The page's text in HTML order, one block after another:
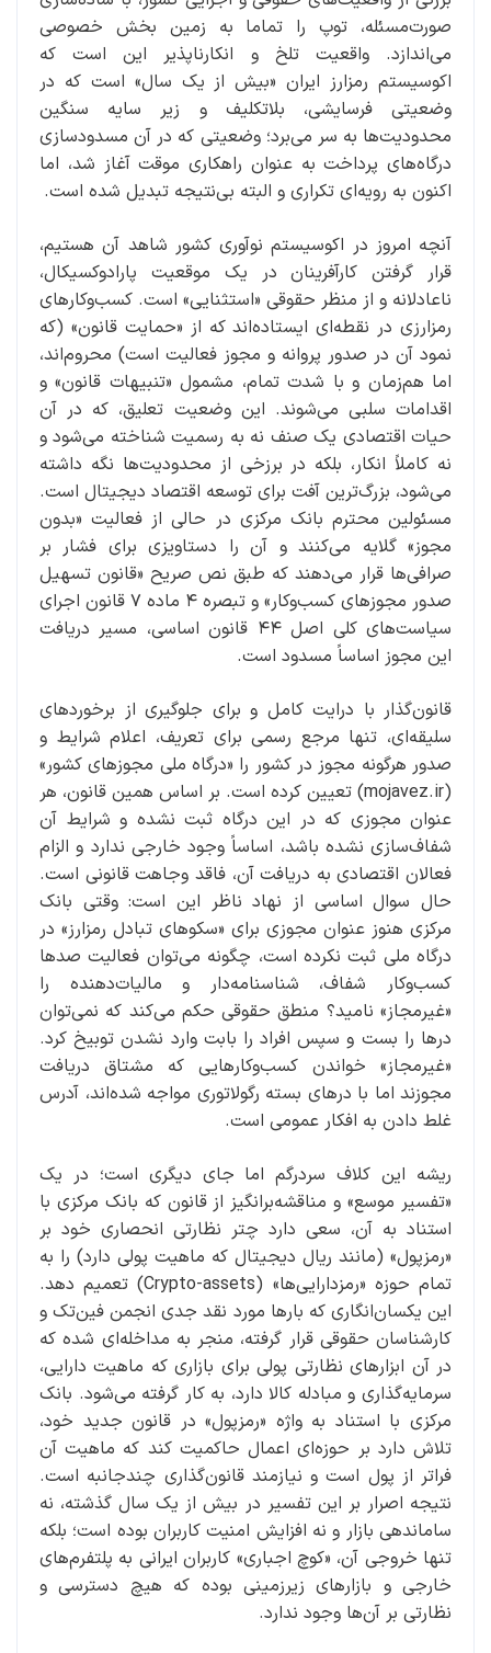
صورت‌مسئله، توپ را تماما به زمین بخش خصوصی
می‌اندازد. واقعیت تلخ و انکارناپذیر این است که
اکوسیستم رمزارز ایران «بیش از یک سال» است که در
وضعیتی فرسایشی، بلاتکلیف و زیر سایه سنگین
محدودیت‌ها به سر می‌برد؛ وضعیتی که در آن مسدودسازی
درگاه‌های پرداخت به عنوان راهکاری موقت آغاز شد، اما
اکنون به رویه‌ای تکراری و البته بی‌نتیجه تبدیل شده است.
آنچه امروز در اکوسیستم نوآوری کشور شاهد آن هستیم،
قرار گرفتن کارآفرینان در یک موقعیت پارادوکسیکال،
ناعادلانه و از منظر حقوقی «استثنایی» است. کسب‌وکارهای
رمزارزی در نقطه‌ای ایستاده‌اند که از «حمایت قانون» (که
نمود آن در صدور پروانه و مجوز فعالیت است) محروم‌اند،
اما هم‌زمان و با شدت تمام، مشمول «تنبیهات قانون» و
اقدامات سلبی می‌شوند. این وضعیت تعلیق، که در آن
حیات اقتصادی یک صنف نه به رسمیت شناخته می‌شود و
نه کاملاً انکار، بلکه در برزخی از محدودیت‌ها نگه داشته
می‌شود، بزرگ‌ترین آفت برای توسعه اقتصاد دیجیتال است.
مسئولین محترم بانک مرکزی در حالی از فعالیت «بدون
مجوز» گلایه می‌کنند و آن را دستاویزی برای فشار بر
صرافی‌ها قرار می‌دهند که طبق نص صریح «قانون تسهیل
صدور مجوزهای کسب‌وکار» و تبصره ۴ ماده ۷ قانون اجرای
سیاست‌های کلی اصل ۴۴ قانون اساسی، مسیر دریافت
این مجوز اساساً مسدود است.
قانون‌گذار با درایت کامل و برای جلوگیری از برخوردهای
سلیقه‌ای، تنها مرجع رسمی برای تعریف، اعلام شرایط و
صدور هرگونه مجوز در کشور را «درگاه ملی مجوزهای کشور»
(mojavez.ir) تعیین کرده است. بر اساس همین قانون، هر
عنوان مجوزی که در این درگاه ثبت نشده و شرایط آن
شفاف‌سازی نشده باشد، اساساً وجود خارجی ندارد و الزام
فعالان اقتصادی به دریافت آن، فاقد وجاهت قانونی است.
حال سوال اساسی از نهاد ناظر این است: وقتی بانک
مرکزی هنوز عنوان مجوزی برای «سکوهای تبادل رمزارز» در
درگاه ملی ثبت نکرده است، چگونه می‌توان فعالیت صدها
کسب‌وکار شفاف، شناسنامه‌دار و مالیات‌دهنده را
«غیرمجاز» نامید؟ منطق حقوقی حکم می‌کند که نمی‌توان
درها را بست و سپس افراد را بابت وارد نشدن توبیخ کرد.
«غیرمجاز» خواندن کسب‌وکارهایی که مشتاق دریافت
مجوزند اما با درهای بسته رگولاتوری مواجه شده‌اند، آدرس
غلط دادن به افکار عمومی است.
ریشه این کلاف سردرگم اما جای دیگری است؛ در یک
«تفسیر موسع» و مناقشه‌برانگیز از قانون که بانک مرکزی با
استناد به آن، سعی دارد چتر نظارتی انحصاری خود بر
«رمزپول» (مانند ریال دیجیتال که ماهیت پولی دارد) را به
تمام حوزه «رمزدارایی‌ها» (Crypto-assets) تعمیم دهد.
این یکسان‌انگاری که بارها مورد نقد جدی انجمن فین‌تک و
کارشناسان حقوقی قرار گرفته، منجر به مداخله‌ای شده که
در آن ابزارهای نظارتی پولی برای بازاری که ماهیت دارایی،
سرمایه‌گذاری و مبادله کالا دارد، به کار گرفته می‌شود. بانک
مرکزی با استناد به واژه «رمزپول» در قانون جدید خود،
تلاش دارد بر حوزه‌ای اعمال حاکمیت کند که ماهیت آن
فراتر از پول است و نیازمند قانون‌گذاری چندجانبه است.
نتیجه اصرار بر این تفسیر در بیش از یک سال گذشته، نه
ساماندهی بازار و نه افزایش امنیت کاربران بوده است؛ بلکه
تنها خروجی آن، «کوچ اجباری» کاربران ایرانی به پلتفرم‌های
خارجی و بازارهای زیرزمینی بوده که هیچ دسترسی و
نظارتی بر آن‌ها وجود ندارد.